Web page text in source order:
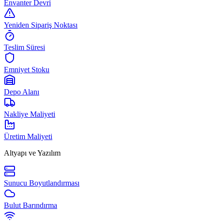
Envanter Devri
Yeniden Sipariş Noktası
Teslim Süresi
Emniyet Stoku
Depo Alanı
Nakliye Maliyeti
Üretim Maliyeti
Altyapı ve Yazılım
Sunucu Boyutlandırması
Bulut Barındırma